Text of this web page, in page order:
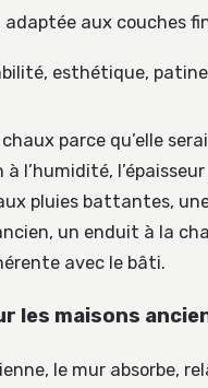
adaptée aux couches
esthétique, patine
parce qu’elle
à l’humidité,
pluies battantes,
un enduit à la
avec le bâti.
les maisons
le mur absorbe,